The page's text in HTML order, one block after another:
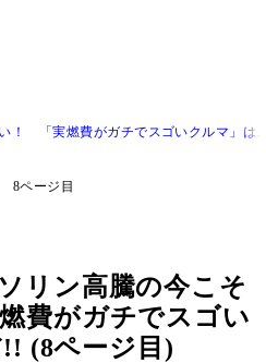
！ 「実燃費がガチでスゴいクルマ」は
8ページ目
リン高騰の今こそ
費がガチでスゴい
(8ページ目)